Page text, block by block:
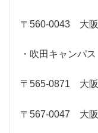
〒560-0043 大
・吹田キャンパス
〒565-0871 大阪
〒567-0047 大阪